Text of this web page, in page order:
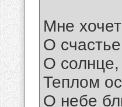
Мне
О
О солнце,
Теплом
О небе